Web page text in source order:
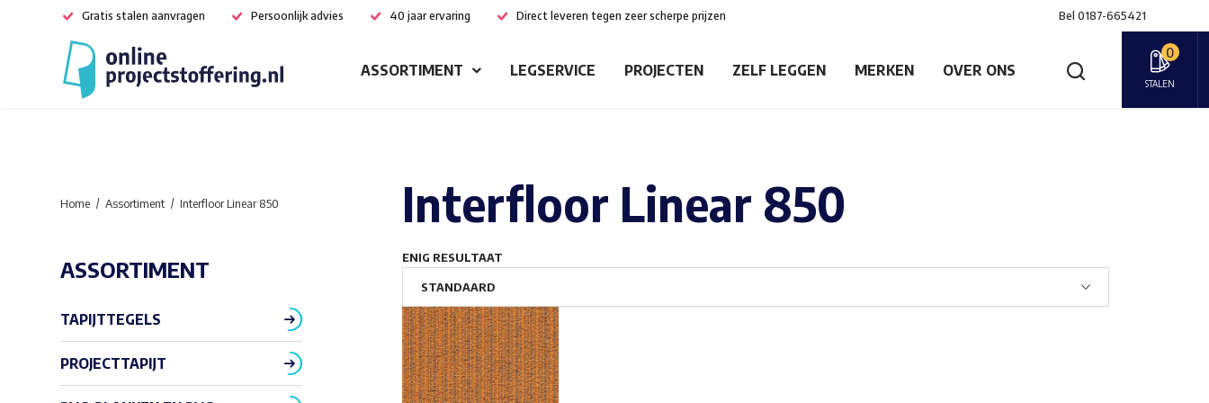
Gratis stalen aanvragen Persoonlijk advies 40 jaar ervaring Direct leveren tegen zeer scherpe prijzen Bel 0187-665421
ASSORTIMENT LEGSERVICE PROJECTEN ZELF LEGGEN MERKEN OVER ONS
0
STALEN
Interfloor Linear 850
ENIG RESULTAAT
Home Assortiment Interfloor Linear 850
ASSORTIMENT
TAPIJTTEGELS
PROJECTTAPIJT